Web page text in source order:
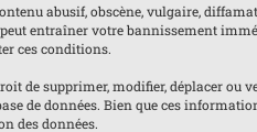
abusif, obscène, vulgaire,
entraîner votre bannissement
ces conditions.
de supprimer, modifier, déplacer
de données. Bien que ces
des données.